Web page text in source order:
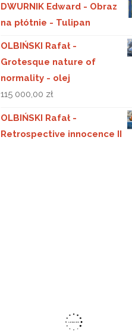
DWURNIK Edward - Obraz
na płótnie - Tulipan
OLBIŃSKI Rafał -
Grotesque nature of
normality - olej
115 000,00 zł
OLBIŃSKI Rafał -
Retrospective innocence II